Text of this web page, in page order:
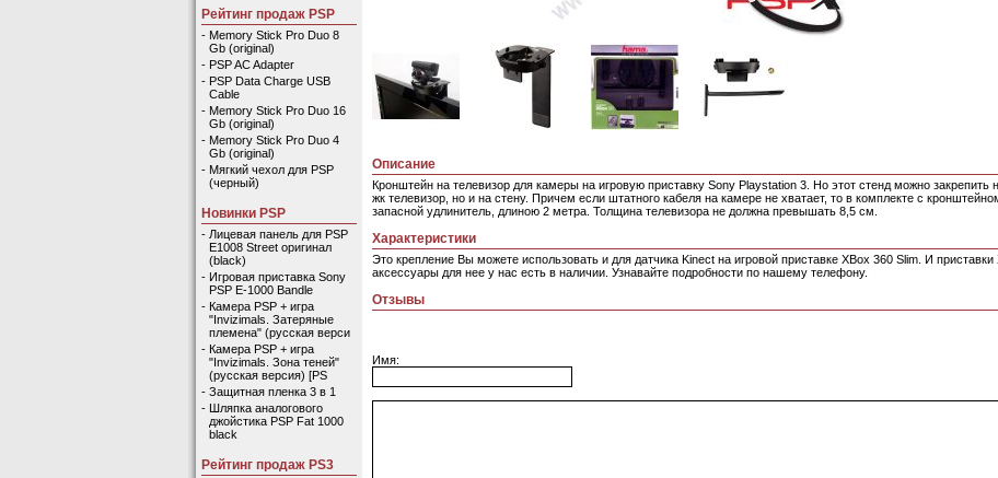
Рейтинг продаж PSP
- Memory Stick Pro Duo 8
Gb (original)
- PSP AC Adapter
- PSP Data Charge USB
Cable
- Memory Stick Pro Duo 16
Gb (original)
- Memory Stick Pro Duo 4
Gb (original)
- Мягкий чехол для PSP
(черный)
Новинки PSP
- Лицевая панель для PSP
E1008 Street оригинал
(black)
- Игровая приставка Sony
PSP E-1000 Bandle
- Камера PSP + игра
"Invizimals. Затеряные
племена" (русская верси
- Камера PSP + игра
"Invizimals. Зона теней"
(русская версия) [PS
- Защитная пленка 3 в 1
- Шляпка аналогового
джойстика PSP Fat 1000
black
Рейтинг продаж PS3
Описание
Кронштейн на телевизор для камеры на игровую приставку Sony Playstation 3. Но этот стенд можно закрепить
жк телевизор, но и на стену. Причем если штатного кабеля на камере не хватает, то в комплекте с
запасной удлинитель, длиною 2 метра. Толщина телевизора не должна превышать 8,5 см.
Характеристики
Это крепление Вы можете использовать и для датчика Kinect на игровой приставке XBox 360 Slim. И приставки
аксессуары для нее у нас есть в наличии. Узнавайте подробности по нашему телефону.
Отзывы
Имя: